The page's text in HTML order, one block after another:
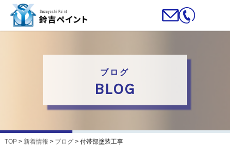
ブログ
BLOG
TOP> 新着情報 > ブログ> 付帯部塗装工事